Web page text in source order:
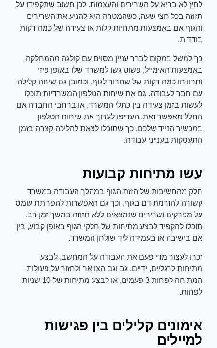
לחץ לא בריא על השרירים והעצמות. לכן חשוב שתקפידו על
תזוזה בכל חצי שעה, כשהמטרה היא להניע את השרירים
והגוף אם באמצעות מתחיות קלות או צעידה של כמה דקות
בודדות.
כך למשל במקום לברר עניין מסוים עם קולגה מהמחלקה
באמצעות האימייל, פשוט גשו למשרד שלו באופן פיזי
ותרוויחו כמה דקות של שחרור לגוף, וכמובן גם שיחה קלילה
עם חבר לעבודה. גם את שיחות הטלפון המשרדיות תוכלו
לעשות בזמן צעידה בין כתלי המשרד, או ברחבי החברה אם
החלל מאפשר זאת. העדיפו לערוך את שיחות הטלפון
במכשיר הנייד שלכם, כך שתוכלו לצאת להליכה קצרה בזמן
התעסקות בענייני עבודה.
עשו מתיחות קבועות
חלק מהחשיבות של הזזת הגוף במהלך העבודה במשרד
קשורה להזרמת דם בגוף, וכך גם האפשרות להפחתת עומס
על מפרקים ושרירים שנמצאים ללא תזוזה במשך זמן רב.
תוכלו להקפיד לבצע מתיחות של חלקי הגוף באופן קבוע, בין
אם בישיבה או בעמידה ליד שולחן המשרד.
זכרו לעצור מדי פעם את העבודה על המחשב, לבצע
מתיחות לרגליים, ידיים, גב וגם הצוואר ולחזור על פעולות
המתיחה לפחות 3 פעמים, או לבצע מתיחות של 10 שניות
לפחות.
אימונים קלילים בין פגישות
למיילים